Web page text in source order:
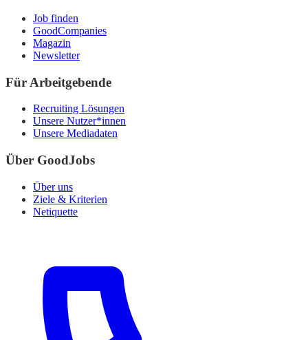
Job finden
GoodCompanies
Magazin
Newsletter
Für Arbeitgebende
Recruiting Lösungen
Unsere Nutzer*innen
Unsere Mediadaten
Über GoodJobs
Über uns
Ziele & Kriterien
Netiquette